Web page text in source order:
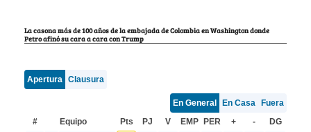
La casona más de 100 años de la embajada de Colombia en Washington donde
Petro afinó su cara a cara con Trump
Apertura Clausura
En General En Casa
Fuera
#
Equipo Pts PJ V EMP PER + - DG